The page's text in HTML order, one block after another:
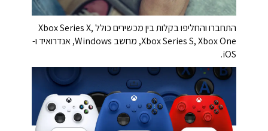
התחברו והחליפו בקלות בין מכשירים כולל Xbox Series X,
Xbox Series S, Xbox One, מחשב Windows, אנדרואיד ו-
iOS.